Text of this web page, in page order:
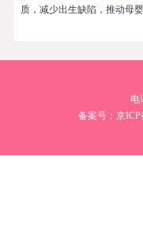
质，减少出生缺陷，推动母
电
备案号：京ICP